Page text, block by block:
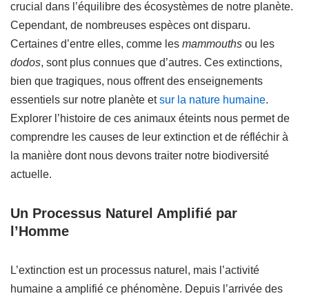
crucial dans l’équilibre des écosystèmes de notre planète.
Cependant, de nombreuses espèces ont disparu.
Certaines d’entre elles, comme les mammouths ou les
dodos, sont plus connues que d’autres. Ces extinctions,
bien que tragiques, nous offrent des enseignements
essentiels sur notre planète etsur la nature humaine.
Explorer l’histoire de ces animaux éteints nous permet de
comprendre les causes de leur extinction et de réfléchir à
la manière dont nous devons traiter notre biodiversité
actuelle.
Un Processus Naturel Amplifié par
l’Homme
L’extinction est un processus naturel, mais l’activité
humaine a amplifié ce phénomène. Depuis l’arrivée des